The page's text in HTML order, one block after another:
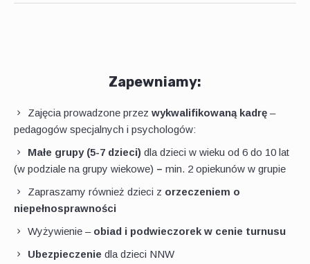
Zapewniamy:
Zajęcia prowadzone przez wykwalifikowaną kadrę–
pedagogów specjalnych i psychologów:
Małe grupy (5-7 dzieci) dla dzieci w wieku od 6 do 10 lat
(w podziale na grupy wiekowe) – min. 2 opiekunów w grupie
Zapraszamy również dzieci z orzeczeniem o
niepełnosprawności
Wyżywienie – obiad i podwieczorek w cenie turnusu
Ubezpieczenie dla dzieci NNW